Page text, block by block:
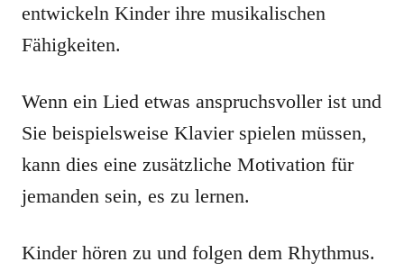
entwickeln Kinder ihre musikalischen
Fähigkeiten.
Wenn ein Lied etwas anspruchsvoller ist und
Sie beispielsweise Klavier spielen müssen,
kann dies eine zusätzliche Motivation für
jemanden sein, es zu lernen.
Kinder hören zu und folgen dem Rhythmus.